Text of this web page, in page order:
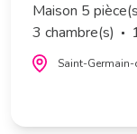
Maison 5
3 chambre(s)
Saint-